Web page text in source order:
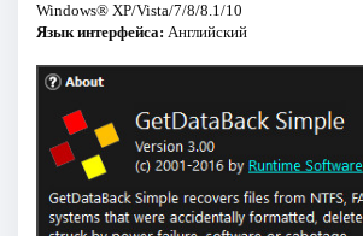
Windows® XP/Vista/7/8/8.1/10
Язык интерфейса: Английский